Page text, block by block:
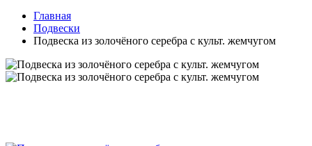
Главная
Подвески
Подвеска из золочёного серебра с культ. жемчугом